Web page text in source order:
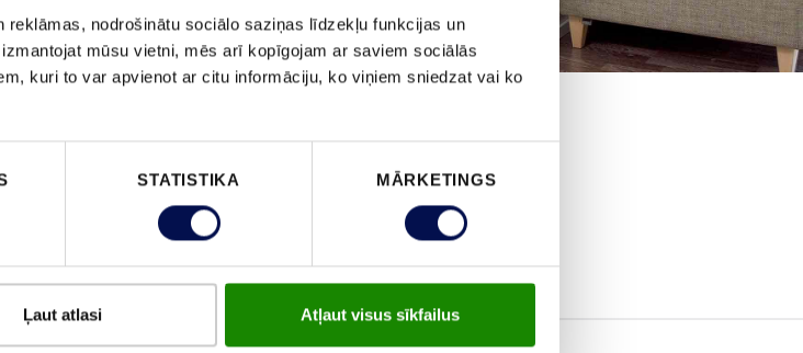
nodrošinātu sociālo saziņas līdzekļu funkcijas un
mūsu vietni, mēs arī kopīgojam ar saviem sociālās
kuri to var apvienot ar citu informāciju, ko viņiem sniedzat vai ko
STATISTIKA MĀRKETINGS
Ļaut atlasi Atļaut visus sīkfailus